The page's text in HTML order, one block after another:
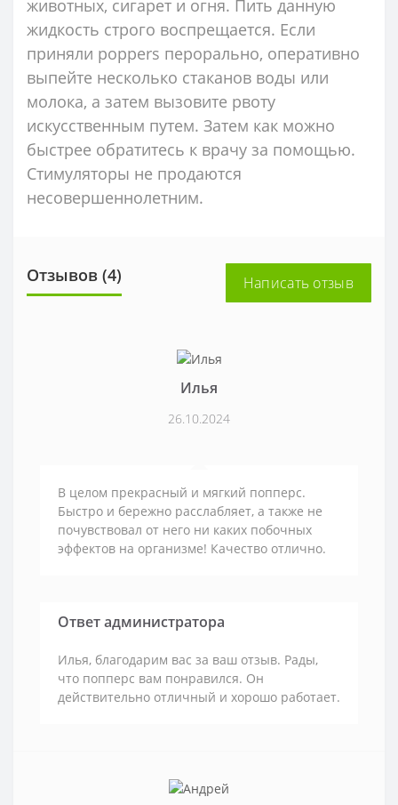
животных, сигарет и огня. Пить данную
жидкость строго воспрещается. Если
приняли poppers перорально, оперативно
выпейте несколько стаканов воды или
молока, а затем вызовите рвоту
искусственным путем. Затем как можно
быстрее обратитесь к врачу за помощью.
Стимуляторы не продаются
несовершеннолетним.
Отзывов (4) Написать отзыв
Илья
26.10.2024
В целом прекрасный и мягкий попперс.
Быстро и бережно расслабляет, а также не
почувствовал от него ни каких побочных
эффектов на организме! Качество отлично.
Ответ администратора
Илья, благодарим вас за ваш отзыв. Рады,
что попперс вам понравился. Он
действительно отличный и хорошо работает.